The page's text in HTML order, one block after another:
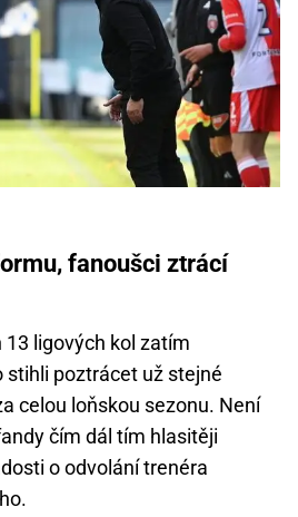
fanoušci ztrácí
ligových kol zatím
stihli poztrácet už stejné
celou loňskou sezonu. Není
čím dál tím hlasitěji
o odvolání trenéra